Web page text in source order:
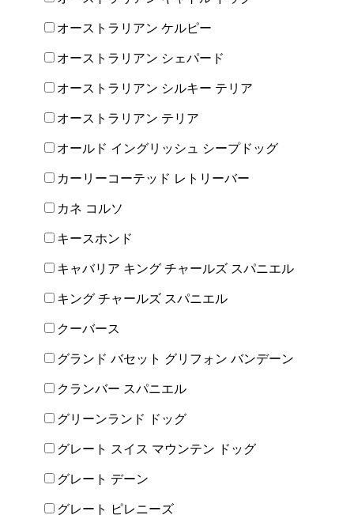
オーストラリアン ケルピー
オーストラリアン シェパード
オーストラリアン シルキー テリア
オーストラリアン テリア
オールド イングリッシュ シープドッグ
カーリーコーテッド レトリーバー
カネ コルソ
キースホンド
キャバリア キング チャールズ スパニエル
キング チャールズ スパニエル
クーバース
グランド バセット グリフォン バンデーン
クランバー スパニエル
グリーンランド ドッグ
グレート スイス マウンテン ドッグ
グレート デーン
グレート ピレニーズ